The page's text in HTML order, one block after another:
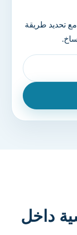
تحديد طريقة
داخل